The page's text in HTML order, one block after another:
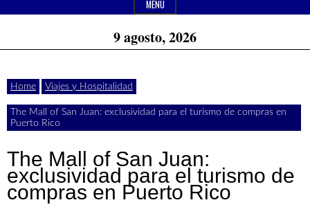
Negocios
con
Argentina
noticias,
comunicados
actualidad
de
negocios
con
Argentina.
MENU
9 agosto, 2026
Home Viajes y Hospitalidad
The Mall of San Juan: exclusividad para el turismo de compras en
Puerto Rico
The Mall of San Juan:
exclusividad para el turismo de
compras en Puerto Rico